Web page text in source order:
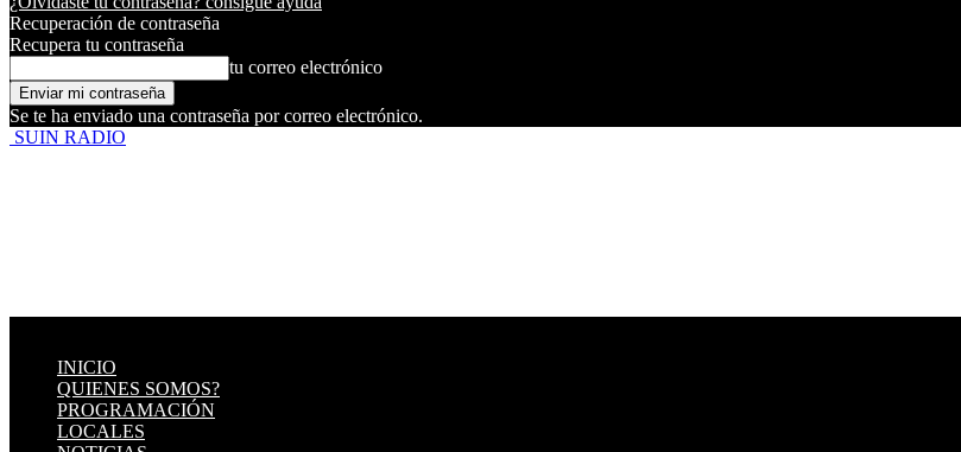
Recuperación de contraseña
Recupera tu contraseña
tu correo electrónico
Se te ha enviado una contraseña por correo electrónico.
SUIN RADIO
INICIO
QUIENES SOMOS?
PROGRAMACIÓN
LOCALES